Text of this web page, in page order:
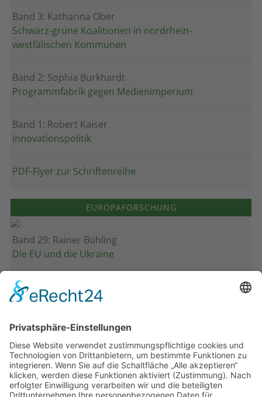
Band 3: Katharina Ober
Schwarz-grüne Koalitionen in nordrhein-
westfälischen Kommunen
Band 2: Sophia Burkhardt
Programmfabrik gegen Medienimperium
Band 1: Robert Kaiser
Innovationspolitik
PDF-Flyer zur Schriftenreihe
EUROPAFORSCHUNG
Band 29: Rainer Bühling
Die EU und die Ukraine
Band 28: Andrea Zeller
Eurorettung um jeden Preis?
Band 27: Thomas Jansen
Europa verstehen
Band 26: Andreas Öffner